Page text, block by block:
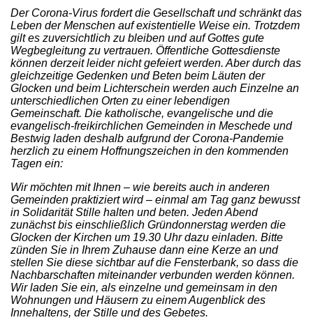
Der Corona-Virus fordert die Gesellschaft und schränkt das
Leben der Menschen auf existentielle Weise ein. Trotzdem
gilt es zuversichtlich zu bleiben und auf Gottes gute
Wegbegleitung zu vertrauen. Öffentliche Gottesdienste
können derzeit leider nicht gefeiert werden. Aber durch das
gleichzeitige Gedenken und Beten beim Läuten der
Glocken und beim Lichterschein werden auch Einzelne an
unterschiedlichen Orten zu einer lebendigen
Gemeinschaft. Die katholische, evangelische und die
evangelisch-freikirchlichen Gemeinden in Meschede und
Bestwig laden deshalb aufgrund der Corona-Pandemie
herzlich zu einem Hoffnungszeichen in den kommenden
Tagen ein:
Wir möchten mit Ihnen – wie bereits auch in anderen
Gemeinden praktiziert wird – einmal am Tag ganz bewusst
in Solidarität Stille halten und beten. Jeden Abend
zunächst bis einschließlich Gründonnerstag werden die
Glocken der Kirchen um 19.30 Uhr dazu einladen. Bitte
zünden Sie in Ihrem Zuhause dann eine Kerze an und
stellen Sie diese sichtbar auf die Fensterbank, so dass die
Nachbarschaften miteinander verbunden werden können.
Wir laden Sie ein, als einzelne und gemeinsam in den
Wohnungen und Häusern zu einem Augenblick des
Innehaltens, der Stille und des Gebetes.